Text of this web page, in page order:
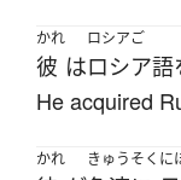
かれ
彼 は
ロシアご
ロシア語
He acquired
かれ
きゅうそく に